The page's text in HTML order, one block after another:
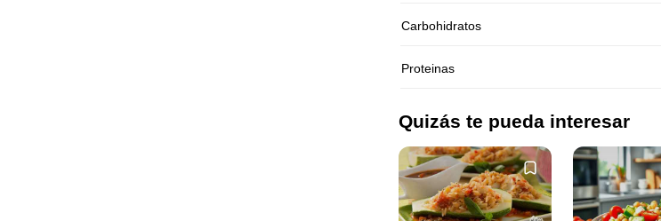
Carbohidratos
Proteinas
Quizás te pueda interesar